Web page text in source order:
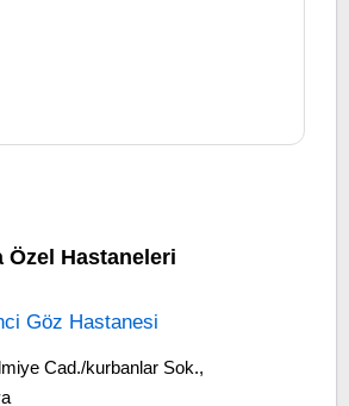
Özel Hastaneleri
Göz Hastanesi
Cad./kurbanlar Sok.,